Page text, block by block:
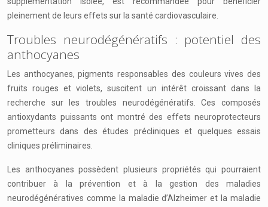
pleinement de leurs effets sur la santé cardiovasculaire.
Troubles neurodégénératifs : potentiel des
anthocyanes
Les anthocyanes, pigments responsables des couleurs vives des
fruits rouges et violets, suscitent un intérêt croissant dans la
recherche sur les troubles neurodégénératifs. Ces composés
antioxydants puissants ont montré des effets neuroprotecteurs
prometteurs dans des études précliniques et quelques essais
cliniques préliminaires.
Les anthocyanes possèdent plusieurs propriétés qui pourraient
contribuer à la prévention et à la gestion des maladies
neurodégénératives comme la maladie d’Alzheimer et la maladie